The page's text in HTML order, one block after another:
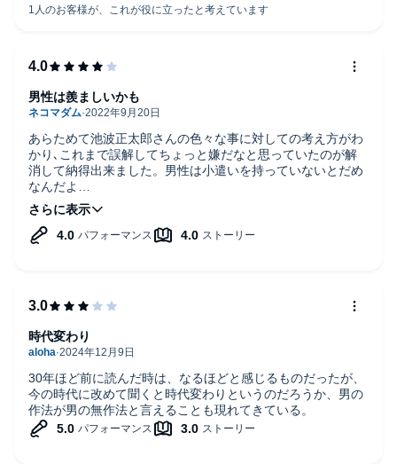
あらためて池波正太郎さんの色々な事に対しての考え方がわ
かり､これまで誤解してちょっと嫌だなと思っていたのが解
消して納得出来ました。男性は小遣いを持っていないとだめ
なんだよ
という言葉が何度も出て来てインタビューしている人は心の
中で、実際そうはいかないんだよなぁと思われているだろう
なと思いました。でも前から思っていましたが池波さんは生
男性は羨ましいかも
30年ほど前に読んだ時は、なるほどと感じるものだったが、
今の時代に改めて聞くと時代変わりというのだろうか、男の
作法が男の無作法と言えることも現れてきている。
時代変わり